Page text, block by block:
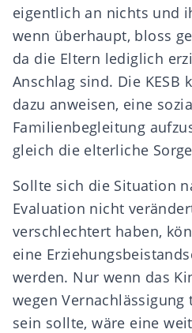
eigentlich an nichts und
wenn überhaupt, bloss
da die Eltern lediglich
Anschlag sind. Die KESB
dazu anweisen, eine
Familienbegleitung
gleich die elterliche
Sollte sich die Situation
Evaluation nicht
verschlechtert haben,
eine
werden. Nur wenn das
wegen
sein sollte, wäre eine